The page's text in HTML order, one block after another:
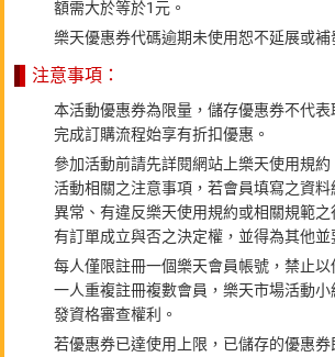
額需大於等於1元。
樂天優惠券代碼逾期未使用恕不延展或補
注意事項：
本活動優惠券為限量，儲存優惠券不代
完成訂購流程始享有折扣優惠。
參加活動前請先詳閱網站上樂天使用規
活動相關之注意事項，若會員填寫之資
異常、有違反樂天使用規約或相關規範
有訂單成立與否之決定權，並得為其他並
每人僅限註冊一個樂天會員帳號，禁止以
一人重複註冊複數會員，樂天市場活動
發資格審查權利。
若優惠券已達使用上限，已儲存的優惠